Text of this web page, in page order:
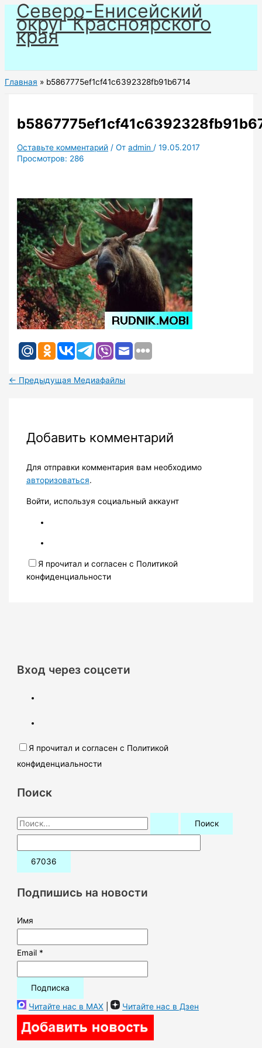
Перейти
содержимому
Северо-Енисейский
округ Красноярского
края
Главная b5867775ef1cf41c6392328fb91b6714
Оставьте комментарий / Отadmin /19.05.2017
Просмотров: 286
← Предыдущая Медиафайлы
Добавить комментарий
Для отправки комментария вам необходимо
авторизоваться.
Войти, используя социальный аккаунт
Я прочитал и согласен с Политикой
конфиденциальности
Вход через соцсети
Я прочитал и согласен с Политикой
конфиденциальности
Поиск
П
о
и
:Подпишись на новости
Имя
Email *
Читайте нас в MAX | Читайте нас в Дзен